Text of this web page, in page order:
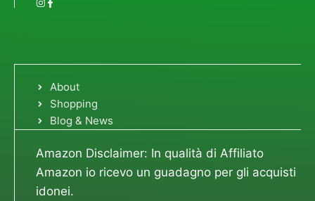
About
Shopping
Blog & News
Amazon Disclaimer: In qualità di Affiliato
Amazon io ricevo un guadagno per gli acquisti
idonei.